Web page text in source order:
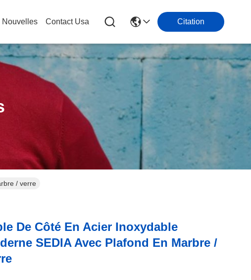
Nouvelles Contact Usa Citation
/ verre
De Côté En Acier Inoxydable
SEDIA Avec Plafond En Marbre /